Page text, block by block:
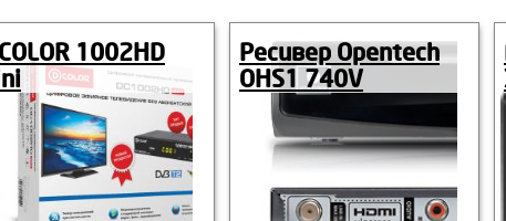
1002HD
Ресивер Opentech
OHS1 740V